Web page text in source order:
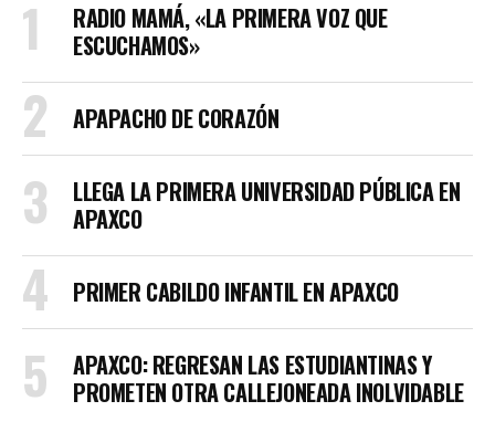
RADIO MAMÁ, «LA PRIMERA VOZ QUE
ESCUCHAMOS»
APAPACHO DE CORAZÓN
LLEGA LA PRIMERA UNIVERSIDAD PÚBLICA EN
APAXCO
PRIMER CABILDO INFANTIL EN APAXCO
APAXCO: REGRESAN LAS ESTUDIANTINAS Y
PROMETEN OTRA CALLEJONEADA INOLVIDABLE